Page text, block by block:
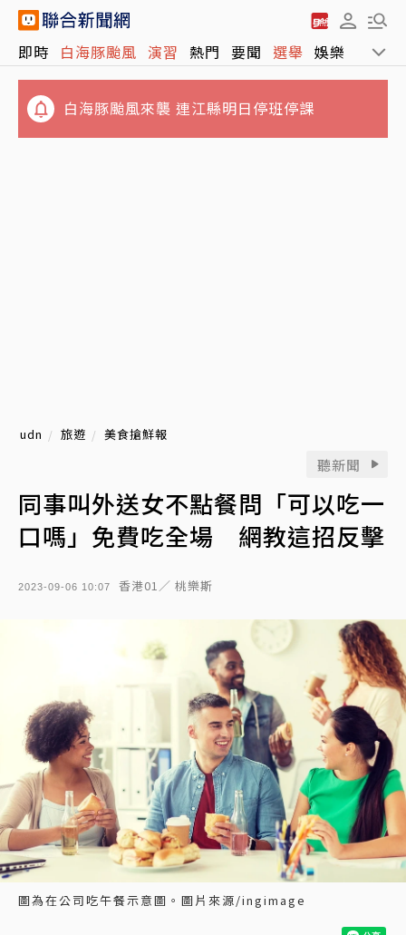
即時 白海豚颱風 演習 熱門 要聞 選舉 娛樂 運動
「是照亮別人的燈塔」
白海豚颱風來襲 連江縣明日停班停課
udn 旅遊 美食搶鮮報
聽新聞
同事叫外送女不點餐問「可以吃一
口嗎」免費吃全場 網教這招反擊
2023-09-06 10:07 香港01／ 桃樂斯
圖為在公司吃午餐示意圖。圖片來源/ingimage